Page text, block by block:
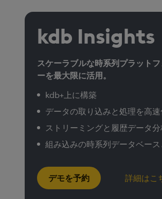
kdb Insights
スケーラブルな時系列プラット
ーを最大限に活用。
kdb+上に構築
データの取り込みと処理を高
ストリーミングと履歴データ
組み込みの時系列データベー
デモを予約 詳細はこ